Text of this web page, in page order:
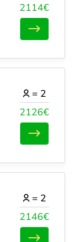
2114€
2126€
= 2
2146€
= 2